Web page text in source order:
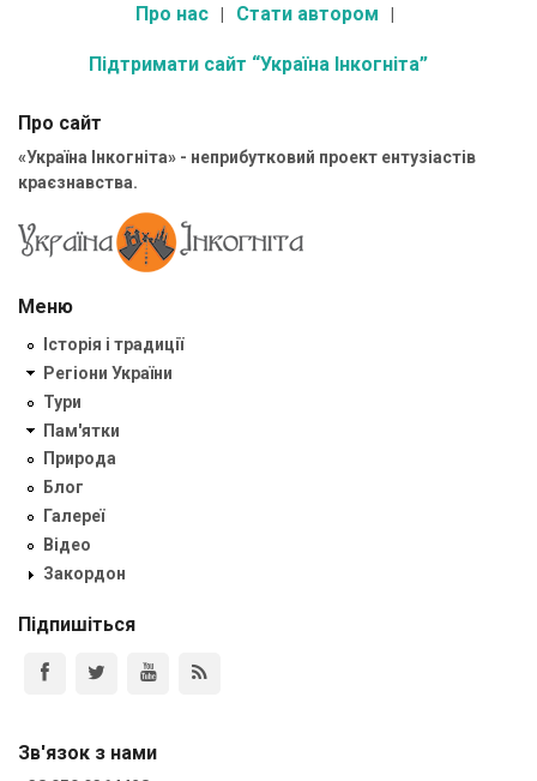
Про нас Стати автором
Підтримати сайт “Україна Інкогніта”
Про сайт
«Україна Інкогніта» - неприбутковий проект ентузіастів
краєзнавства.
Меню
Історія і традиції
Регіони України
Тури
Пам'ятки
Природа
Блог
Галереї
Відео
Закордон
Підпишіться
Зв'язок з нами